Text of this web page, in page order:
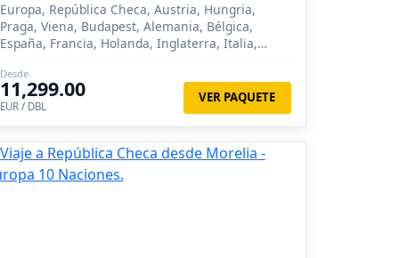
Europa, República Checa, Austria, Hungria,
Praga, Viena, Budapest, Alemania, Bélgica,
España, Francia, Holanda, Inglaterra, Italia,
Roma, Milan, Madrid, Zaragoza, Barcelona,
Londres, Brujas, Ámsterdam, Frankfurt, Pisa,
Lucerna, Nuremberg, Siena, Salzburgo
Desde
11,299.00
EUR / DBL
VER PAQUETE